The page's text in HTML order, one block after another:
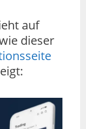
auf
dieser